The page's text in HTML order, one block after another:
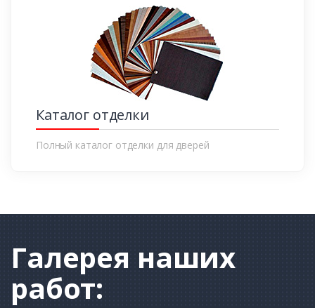
Каталог отделки
Полный каталог отделки для дверей
Галерея наших
работ: